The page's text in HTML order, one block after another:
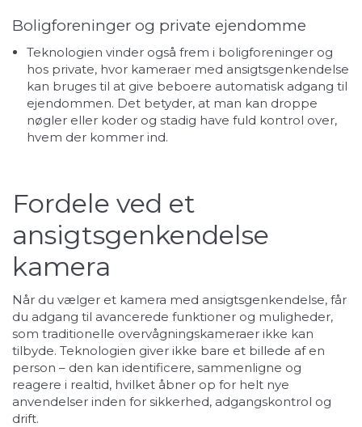
Boligforeninger og private ejendomme
Teknologien vinder også frem i boligforeninger og
hos private, hvor kameraer med ansigtsgenkendelse
kan bruges til at give beboere automatisk adgang til
ejendommen. Det betyder, at man kan droppe
nøgler eller koder og stadig have fuld kontrol over,
hvem der kommer ind.
Fordele ved et
ansigtsgenkendelse
kamera
Når du vælger et kamera med ansigtsgenkendelse, får
du adgang til avancerede funktioner og muligheder,
som traditionelle overvågningskameraer ikke kan
tilbyde. Teknologien giver ikke bare et billede af en
person – den kan identificere, sammenligne og
reagere i realtid, hvilket åbner op for helt nye
anvendelser inden for sikkerhed, adgangskontrol og
drift.